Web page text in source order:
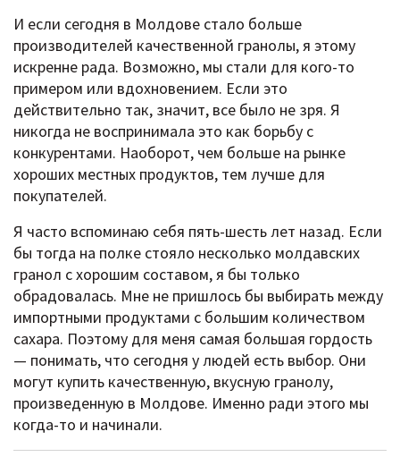
И если сегодня в Молдове стало больше
производителей качественной гранолы, я этому
искренне рада. Возможно, мы стали для кого-то
примером или вдохновением. Если это
действительно так, значит, все было не зря. Я
никогда не воспринимала это как борьбу с
конкурентами. Наоборот, чем больше на рынке
хороших местных продуктов, тем лучше для
покупателей.
Я часто вспоминаю себя пять-шесть лет назад. Если
бы тогда на полке стояло несколько молдавских
гранол с хорошим составом, я бы только
обрадовалась. Мне не пришлось бы выбирать между
импортными продуктами с большим количеством
сахара. Поэтому для меня самая большая гордость
— понимать, что сегодня у людей есть выбор. Они
могут купить качественную, вкусную гранолу,
произведенную в Молдове. Именно ради этого мы
когда-то и начинали.